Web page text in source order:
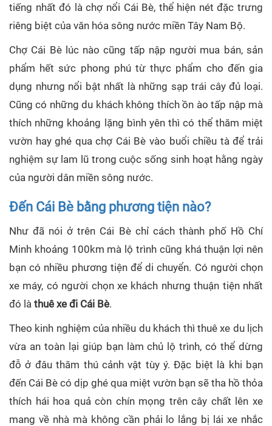
tiếng nhất đó là chợ nổi Cái Bè, thể hiện nét đặc trưng
riêng biệt của văn hóa sông nước miền Tây Nam Bộ.
Chợ Cái Bè lúc nào cũng tấp nập người mua bán, sản
phẩm hết sức phong phú từ thực phẩm cho đến gia
dụng nhưng nổi bật nhất là những sạp trái cây đủ loại.
Cũng có những du khách không thích ồn ào tấp nập mà
thích những khoảng lặng bình yên thì có thể thăm miệt
vườn hay ghé qua chợ Cái Bè vào buổi chiều tà để trải
nghiệm sự lam lũ trong cuộc sống sinh hoạt hằng ngày
của người dân miền sông nước.
Đến Cái Bè bằng phương tiện nào?
Như đã nói ở trên Cái Bè chỉ cách thành phố Hồ Chí
Minh khoảng 100km mà lộ trình cũng khá thuận lợi nên
bạn có nhiều phương tiện để di chuyển. Có người chọn
xe máy, có người chọn xe khách nhưng thuận tiện nhất
đó là thuê xe đi Cái Bè.
Theo kinh nghiệm của nhiều du khách thì thuê xe du lịch
vừa an toàn lại giúp bạn làm chủ lộ trình, có thể dừng
đỗ ở đâu thăm thú cảnh vật tùy ý. Đặc biệt là khi bạn
đến Cái Bè có dịp ghé qua miệt vườn bạn sẽ tha hồ thỏa
thích hái hoa quả còn chín mọng trên cây chất lên xe
mang về nhà mà không cần phải lo lắng bị lái xe nhắc